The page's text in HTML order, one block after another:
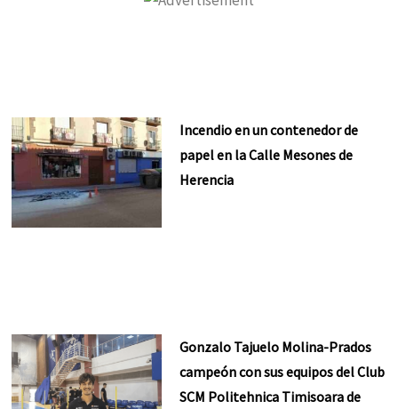
Incendio en un contenedor de
papel en la Calle Mesones de
Herencia
Gonzalo Tajuelo Molina-Prados
campeón con sus equipos del Club
SCM Politehnica Timisoara de